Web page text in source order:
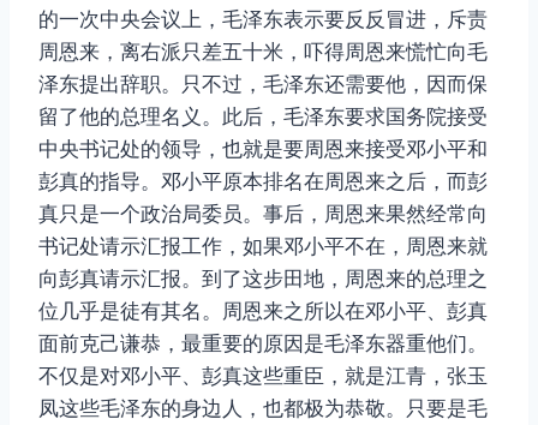
的一次中央会议上，毛泽东表示要反反冒进，斥责
周恩来，离右派只差五十米，吓得周恩来慌忙向毛
泽东提出辞职。只不过，毛泽东还需要他，因而保
留了他的总理名义。此后，毛泽东要求国务院接受
中央书记处的领导，也就是要周恩来接受邓小平和
彭真的指导。邓小平原本排名在周恩来之后，而彭
真只是一个政治局委员。事后，周恩来果然经常向
书记处请示汇报工作，如果邓小平不在，周恩来就
向彭真请示汇报。到了这步田地，周恩来的总理之
位几乎是徒有其名。周恩来之所以在邓小平、彭真
面前克己谦恭，最重要的原因是毛泽东器重他们。
不仅是对邓小平、彭真这些重臣，就是江青，张玉
凤这些毛泽东的身边人，也都极为恭敬。只要是毛